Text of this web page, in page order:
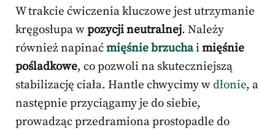
W trakcie ćwiczenia kluczowe jest utrzymanie
kręgosłupa wpozycji neutralnej. Należy
również napinaćmięśnie brzuchai mięśnie
pośladkowe, co pozwoli na skuteczniejszą
stabilizację ciała. Hantle chwycimy wdłonie, a
następnie przyciągamy je do siebie,
prowadząc przedramiona prostopadle do